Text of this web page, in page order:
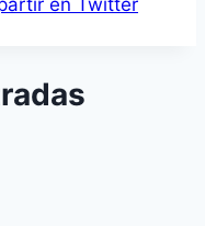
en Twitter